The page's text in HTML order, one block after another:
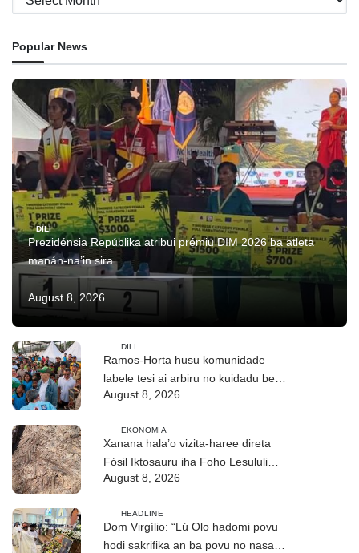
Popular News
DILI
Prezidénsia Repúblika atribui prémiu DIM 2026 ba atleta
manán-na’in sira
August 8, 2026
DILI
Ramos-Horta husu komunidade
labele tesi ai arbiru no kuidadu bee-
matan
August 8, 2026
EKONOMIA
Xanana hala’o vizita-haree direta
Fósil Iktosauru iha Foho Lesululi
Kailaku
August 8, 2026
HEADLINE
Dom Virgílio: “Lú Olo hadomi povu
hodi sakrifika an ba povu no nasaun